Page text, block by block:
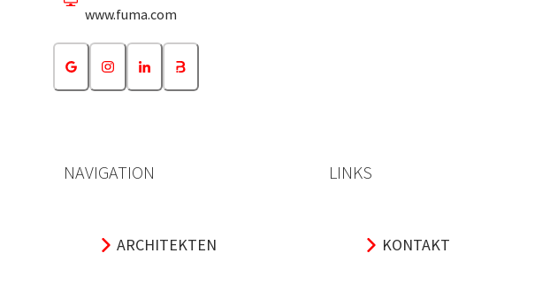
www.fuma.com
NAVIGATION
ARCHITEKTEN
LINKS
KONTAKT